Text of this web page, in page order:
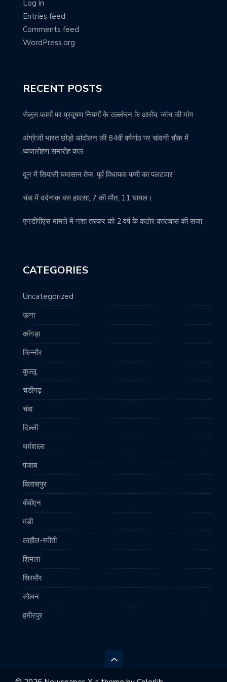
Log in
Entries feed
Comments feed
WordPress.org
RECENT POSTS
सेलुस फार्मा पर प्रदूषण नियमों के उल्लंघन के आरोप, जांच की मांग
अंग्रेजों भारत छोड़ो आंदोलन की 84वीं वर्षगांठ पर चांदनी चौक में
ध्वजारोहण समारोह कल
दून में सियासी घमासान तेज, पूर्व विधायक पम्मी का पलटवार
चंबा में दर्दनाक बस हादसा, 7 की मौत, 11 घायल।
एनडीपीएस मामले में नशा तस्कर को 2 वर्ष के कठोर कारावास की सजा
CATEGORIES
Uncategorized
ऊना
काँगड़ा
किन्नौर
कुल्लू
चंडीगढ़
चंबा
दिल्ली
धर्मशाला
पंजाब
बिलासपुर
बीबीएन
मंडी
लाहौल-स्पीती
शिमला
सिरमौर
सोलन
हमीरपुर